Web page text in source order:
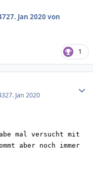
27. Jan 2020 von
1
27. Jan 2020
mal versucht mit
aber noch immer